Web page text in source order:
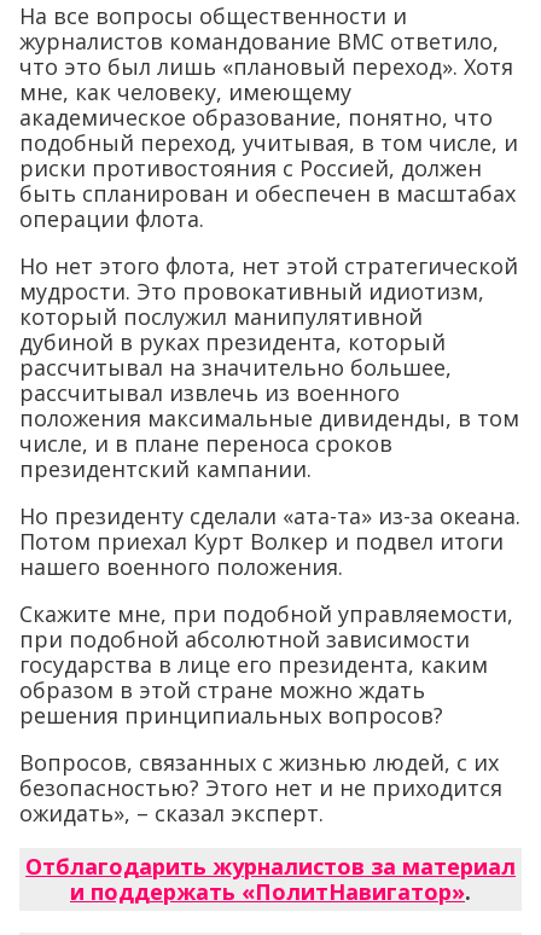
На все вопросы общественности и
журналистов командование ВМС ответило,
что это был лишь «плановый переход». Хотя
мне, как человеку, имеющему
академическое образование, понятно, что
подобный переход, учитывая, в том числе, и
риски противостояния с Россией, должен
быть спланирован и обеспечен в масштабах
операции флота.
Но нет этого флота, нет этой стратегической
мудрости. Это провокативный идиотизм,
который послужил манипулятивной
дубиной в руках президента, который
рассчитывал на значительно большее,
рассчитывал извлечь из военного
положения максимальные дивиденды, в том
числе, и в плане переноса сроков
президентский кампании.
Но президенту сделали «ата-та» из-за океана.
Потом приехал Курт Волкер и подвел итоги
нашего военного положения.
Скажите мне, при подобной управляемости,
при подобной абсолютной зависимости
государства в лице его президента, каким
образом в этой стране можно ждать
решения принципиальных вопросов?
Вопросов, связанных с жизнью людей, с их
безопасностью? Этого нет и не приходится
ожидать», – сказал эксперт.
Отблагодарить журналистов за материал
и поддержать «ПолитНавигатор».